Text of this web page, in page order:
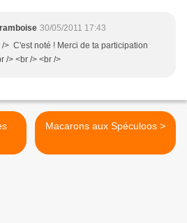
30/05/2011 17:43
/> C'est noté ! Merci de ta participation
/> <br /> <br />
Macarons aux Spéculoos >